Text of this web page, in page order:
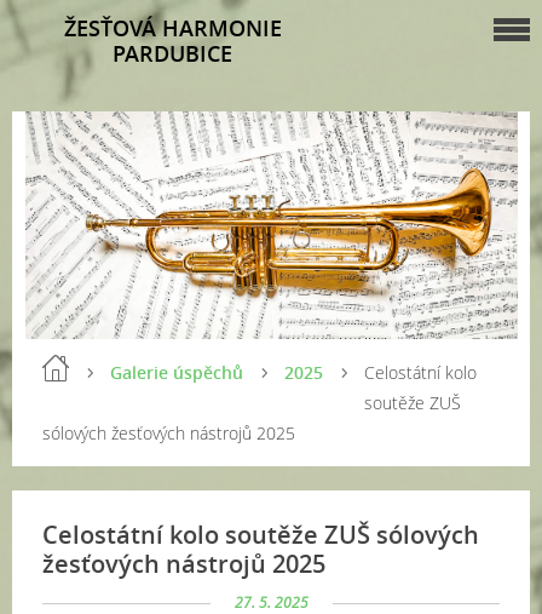
ŽESŤOVÁ HARMONIE
PARDUBICE
Galerie úspěchů 2025
Celostátní kolo
soutěže ZUŠ
sólových žesťových nástrojů 2025
Celostátní kolo soutěže ZUŠ sólových
žesťových nástrojů 2025
27. 5. 2025